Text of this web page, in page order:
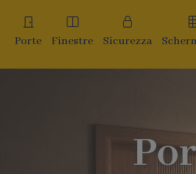
Porte Finestre Sicurezza